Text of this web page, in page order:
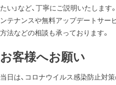
たい」など、丁寧にご説明いたします
ンテナンスや無料アップデートサー
方法などの相談も承っております。
お客様へお願い
当日は、コロナウイルス感染防止対